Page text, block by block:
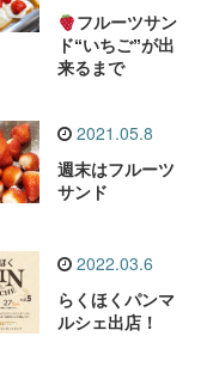
フルーツサン
ド“いちご”が出
来るまで
2021.05.8
週末はフルーツ
サンド
2022.03.6
らくほくパンマ
ルシェ出店！